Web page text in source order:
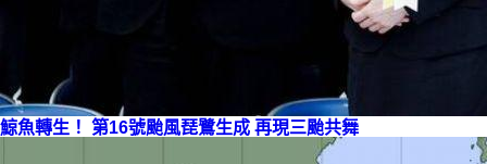
鯨魚轉生！ 第16號颱風琵鷺生成 再現三颱共舞